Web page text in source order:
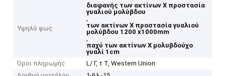
Υψηλό φως
διαφανής των ακτίνων X προστασία
γυαλιού μολύβδου
,
των ακτίνων X προστασία γυαλιού
μολύβδου 1200 x1000mm
,
παχύ των ακτίνων X μολυβδούχο
γυαλί 1cm
Όροι πληρωμής
L/ Γ, τ Τ, Western Union